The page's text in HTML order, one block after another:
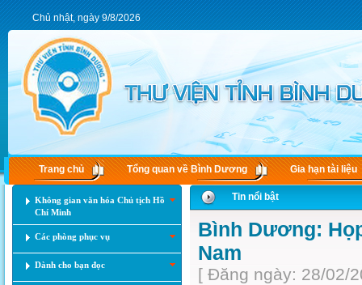
Chủ nhật, ngày 9/8/2026
Trang chủ Tổng quan về Bình Dương Gia hạn tài liệu
Không gian văn hóa Chủ tịch Hồ
Chí Minh
Các phòng phục vụ
Dành cho bạn đọc
Tin nổi bật
Bình Dương:
Nam
[ Đăng ngày: 28/02/